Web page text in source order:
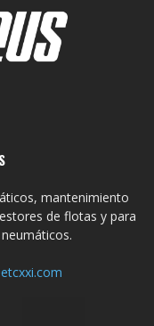
mantenimiento
de flotas y para